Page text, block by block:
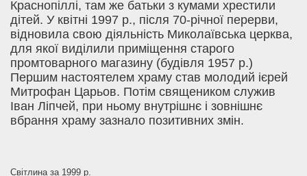
Краснопіллі, там же батьки з кумами хрестили
дітей. У квітні 1997 р., після 70-річної перерви,
відновила свою діяльність Миколаївська церква,
для якої виділили приміщення старого
промтоварного магазину (будівля 1957 р.)
Першим настоятелем храму став молодий ієрей
Митрофан Царьов. Потім священиком служив
Іван Ліпчей, при ньому внутрішнє і зовнішнє
вбрання храму зазнало позитивних змін.
Світлина за 1999 р.